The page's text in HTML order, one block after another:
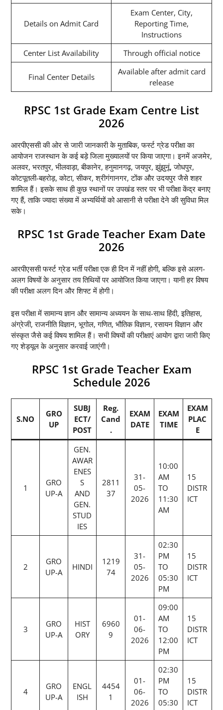
Details on Admit Card
Exam Center, City,
Reporting Time,
Instructions
Center List Availability
Through official notice
Final Center Details
Available after admit card
release
RPSC 1st Grade Exam Centre List
2026
आरपीएससी की ओर से जारी जानकारी के मुताबिक, फर्स्ट ग्रेड परीक्षा का
आयोजन राजस्थान के कई बड़े जिला मुख्यालयों पर किया जाएगा। इनमें अजमेर,
अलवर, भरतपुर, भीलवाड़ा, बीकानेर, हनुमानगढ़, जयपुर, झुंझुनूं, जोधपुर,
कोटपूतली-बहरोड़, कोटा, सीकर, श्रीगंगानगर, टोंक और उदयपुर जैसे शहर
शामिल हैं। इसके साथ ही कुछ स्थानों पर उपखंड स्तर पर भी परीक्षा केंद्र बनाए
गए हैं, ताकि ज्यादा संख्या में अभ्यर्थियों को आसानी से परीक्षा देने की सुविधा मिल
सके।
RPSC 1st Grade Teacher Exam Date
2026
आरपीएससी फर्स्ट ग्रेड भर्ती परीक्षा एक ही दिन में नहीं होगी, बल्कि इसे अलग-
अलग विषयों के अनुसार तय तिथियों पर आयोजित किया जाएगा। यानी हर विषय
की परीक्षा अलग दिन और शिफ्ट में होगी।
इस परीक्षा में सामान्य ज्ञान और सामान्य अध्ययन के साथ-साथ हिंदी, इतिहास,
अंग्रेजी, राजनीति विज्ञान, भूगोल, गणित, भौतिक विज्ञान, रसायन विज्ञान और
संस्कृत जैसे कई विषय शामिल हैं। सभी विषयों की परीक्षाएं आयोग द्वारा जारी किए
गए शेड्यूल के अनुसार करवाई जाएंगी।
RPSC 1st Grade Teacher Exam
Schedule 2026
S.NO
GRO
UP
SUBJ
ECT/
POST
Reg.
Cand
.
EXAM
DATE
EXAM
TIME
EXAM
PLAC
E
1
GRO
UP-A
GEN.
AWAR
ENES
S
AND
GEN.
STUD
IES
2811
37
31-
05-
2026
10:00
AM
TO
11:30
AM
15
DISTR
ICT
2
GRO
UP-A
HINDI
1219
74
31-
05-
2026
02:30
PM
TO
05:30
PM
15
DISTR
ICT
3
GRO
UP-A
HIST
ORY
6960
9
01-
06-
2026
09:00
AM
TO
12:00
PM
15
DISTR
ICT
4
GRO
UP-A
ENGL
ISH
4454
1
01-
06-
2026
02:30
PM
TO
05:30
15
DISTR
ICT